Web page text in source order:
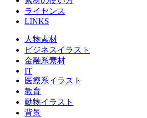
ライセンス
LINKS
人物素材
ビジネスイラスト
金融系素材
IT
医療系イラスト
教育
動物イラスト
背景